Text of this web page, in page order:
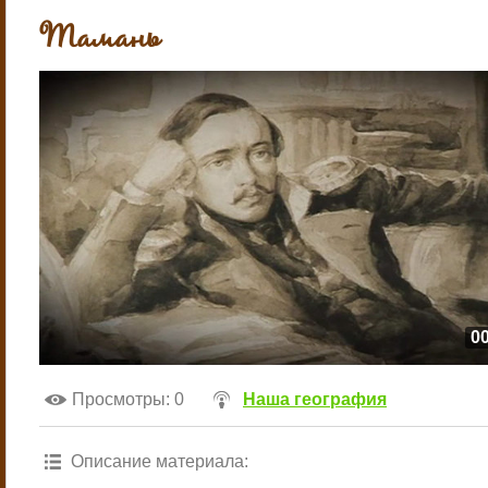
Тамань
Просмотры: 0 Наша география
Описание материала: